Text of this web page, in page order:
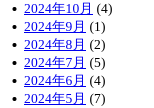
2024年10月 (4)
2024年9月 (1)
2024年8月 (2)
2024年7月 (5)
2024年6月 (4)
2024年5月 (7)